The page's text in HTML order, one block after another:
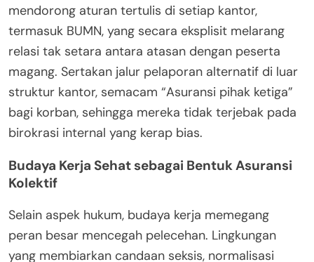
mendorong aturan tertulis di setiap kantor,
termasuk BUMN, yang secara eksplisit melarang
relasi tak setara antara atasan dengan peserta
magang. Sertakan jalur pelaporan alternatif di luar
struktur kantor, semacam “Asuransi pihak ketiga”
bagi korban, sehingga mereka tidak terjebak pada
birokrasi internal yang kerap bias.
Budaya Kerja Sehat sebagai Bentuk Asuransi
Kolektif
Selain aspek hukum, budaya kerja memegang
peran besar mencegah pelecehan. Lingkungan
yang membiarkan candaan seksis, normalisasi